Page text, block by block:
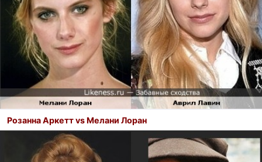
Для публикации необходима авторизация
Поиск
Розанна Аркетт vs Мелани Лоран